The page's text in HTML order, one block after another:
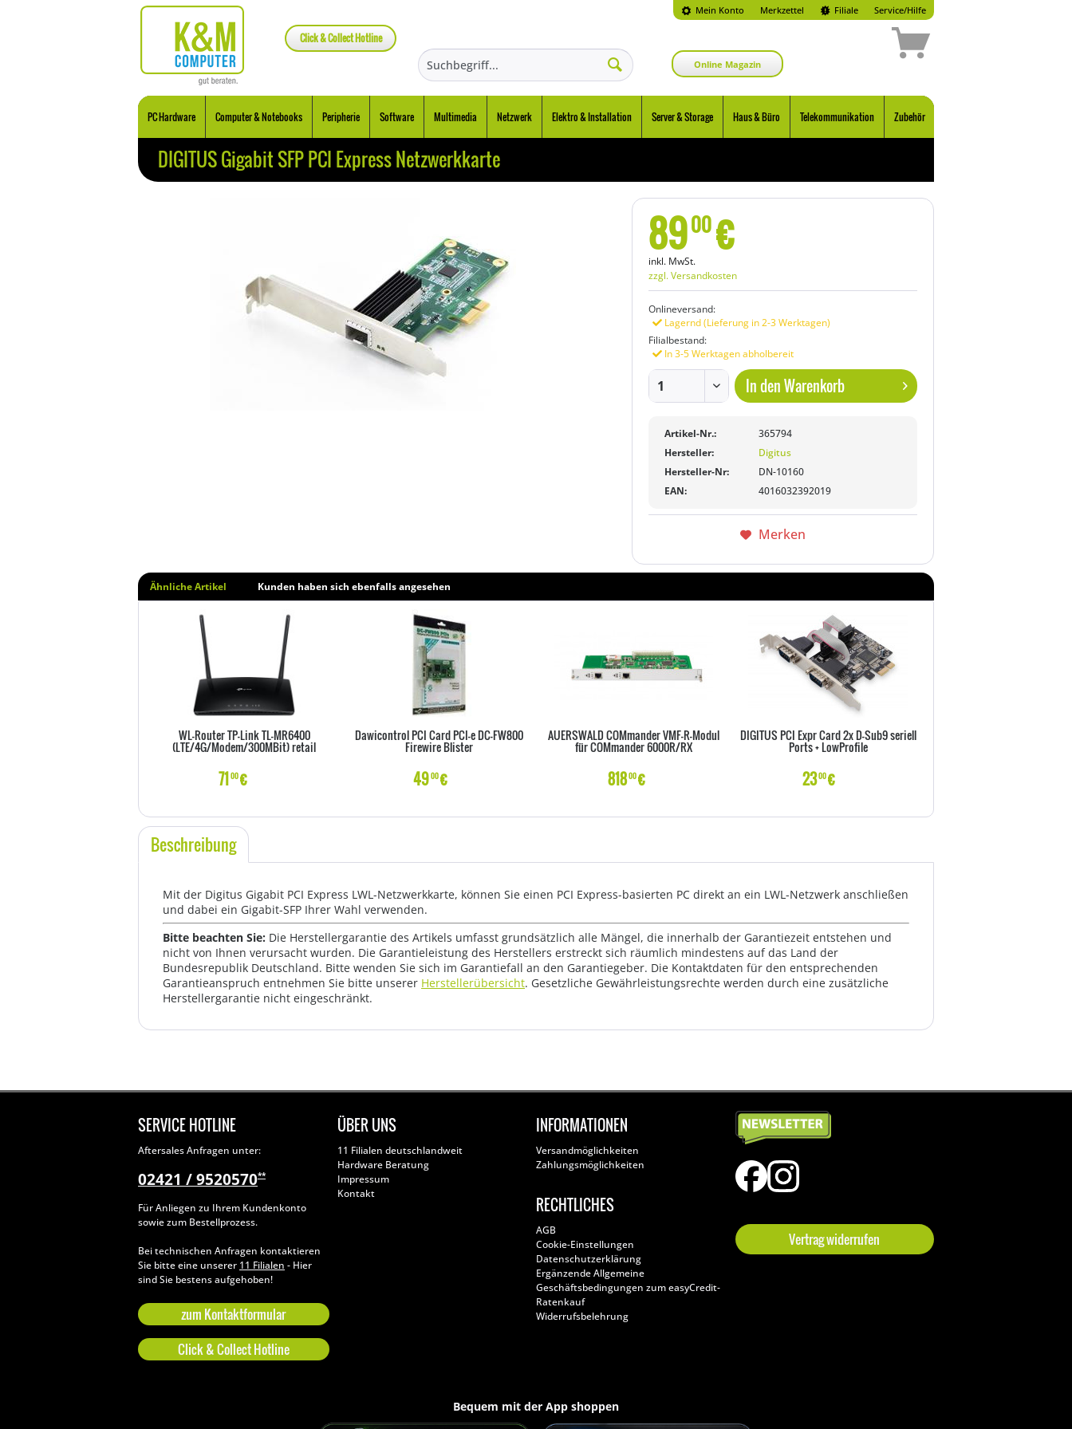
Mein Konto Merkzettel
Click & Collect Hotline
Filiale Service/Hilfe
Online Magazin
PC Hardware Computer & Notebooks Peripherie Software Multimedia Netzwerk Elektro & Installation Server & Storage Haus & Büro Telekommunikation Zubehör
DIGITUS Gigabit SFP PCI Express Netzwerkkarte
8900€
inkl. MwSt.
zzgl. Versandkosten
Onlineversand:
Lagernd (Lieferung in 2-3 Werktagen)
Filialbestand:
In 3-5 Werktagen abholbereit
In denWarenkorb
Artikel-Nr.:
365794
Hersteller:
Digitus
Hersteller-Nr:
DN-10160
EAN:
4016032392019
Merken
Ähnliche Artikel Kunden haben sich ebenfalls angesehen
WL-Router TP-Link TL-MR6400
(LTE/4G/Modem/300MBit) retail
71 00€
Dawicontrol PCI Card PCI-e DC-FW800
Firewire Blister
4900€
AUERSWALD COMmander VMF-R-Modul
für COMmander 6000R/RX
81800€
DIGITUS PCI Expr Card 2x D-Sub9 seriell
Ports + LowProfile
2300€
Beschreibung
Mit der Digitus Gigabit PCI Express LWL-Netzwerkkarte, können Sie einen PCI Express-basierten PC direkt an ein LWL-Netzwerk anschließen
und dabei ein Gigabit-SFP Ihrer Wahl verwenden.
Bitte beachten Sie: Die Herstellergarantie des Artikels umfasst grundsätzlich alle Mängel, die innerhalb der Garantiezeit entstehen und
nicht von Ihnen verursacht wurden. Die Garantieleistung des Herstellers erstreckt sich räumlich mindestens auf das Land der
Bundesrepublik Deutschland. Bitte wenden Sie sich im Garantiefall an den Garantiegeber. Die Kontaktdaten für den entsprechenden
Garantieanspruch entnehmen Sie bitte unserer Herstellerübersicht. Gesetzliche Gewährleistungsrechte werden durch eine zusätzliche
Herstellergarantie nicht eingeschränkt.
SERVICE HOTLINE
Aftersales Anfragen unter:
02421 / 9520570**
Für Anliegen zu Ihrem Kundenkonto
sowie zum Bestellprozess.
Bei technischen Anfragen kontaktieren
Sie bitte eine unserer 11 Filialen - Hier
sind Sie bestens aufgehoben!
zum Kontaktformular
Click & Collect Hotline
ÜBER UNS
11 Filialen deutschlandweit
Hardware Beratung
Impressum
Kontakt
INFORMATIONEN
Versandmöglichkeiten
Zahlungsmöglichkeiten
RECHTLICHES
AGB
Cookie-Einstellungen
Datenschutzerklärung
Ergänzende Allgemeine
Geschäftsbedingungen zum easyCredit-
Ratenkauf
Widerrufsbelehrung
Vertrag widerrufen
Bequem mit der App shoppen